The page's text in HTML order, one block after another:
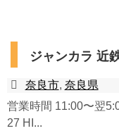
ジャンカラ 近
奈良市, 奈良県
営業時間 11:00〜翌
27 HI...